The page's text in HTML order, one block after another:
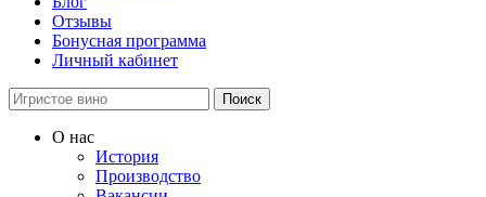
Отзывы
Бонусная программа
Личный кабинет
Поиск
О нас
История
Производство